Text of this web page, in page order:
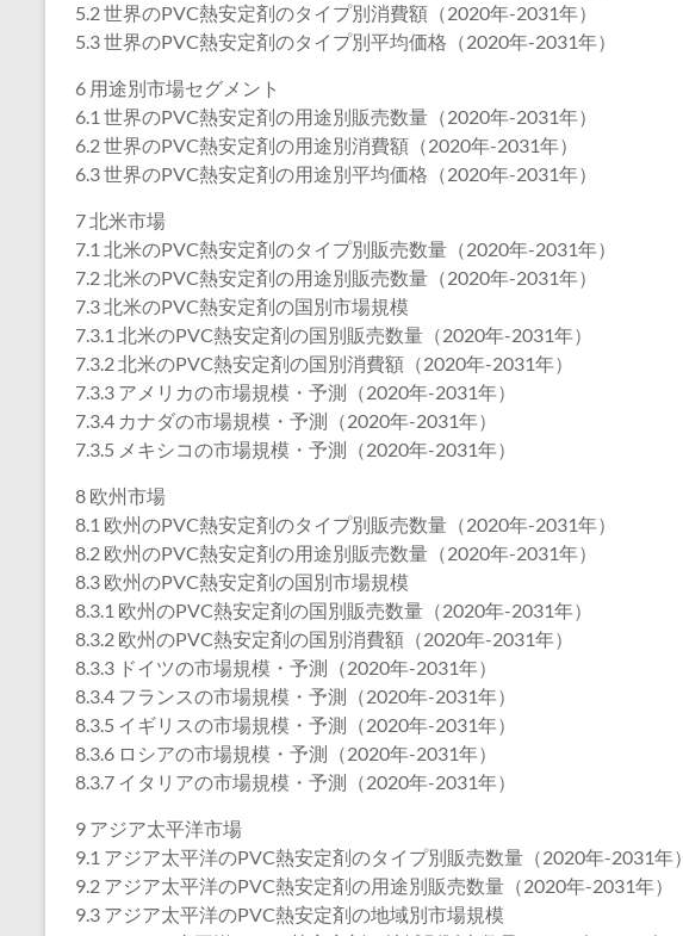
5.2 世界のPVC熱安定剤のタイプ別消費額（2020年-2031年）
5.3 世界のPVC熱安定剤のタイプ別平均価格（2020年-2031年）
6 用途別市場セグメント
6.1 世界のPVC熱安定剤の用途別販売数量（2020年-2031年）
6.2 世界のPVC熱安定剤の用途別消費額（2020年-2031年）
6.3 世界のPVC熱安定剤の用途別平均価格（2020年-2031年）
7 北米市場
7.1 北米のPVC熱安定剤のタイプ別販売数量（2020年-2031年）
7.2 北米のPVC熱安定剤の用途別販売数量（2020年-2031年）
7.3 北米のPVC熱安定剤の国別市場規模
7.3.1 北米のPVC熱安定剤の国別販売数量（2020年-2031年）
7.3.2 北米のPVC熱安定剤の国別消費額（2020年-2031年）
7.3.3 アメリカの市場規模・予測（2020年-2031年）
7.3.4 カナダの市場規模・予測（2020年-2031年）
7.3.5 メキシコの市場規模・予測（2020年-2031年）
8 欧州市場
8.1 欧州のPVC熱安定剤のタイプ別販売数量（2020年-2031年）
8.2 欧州のPVC熱安定剤の用途別販売数量（2020年-2031年）
8.3 欧州のPVC熱安定剤の国別市場規模
8.3.1 欧州のPVC熱安定剤の国別販売数量（2020年-2031年）
8.3.2 欧州のPVC熱安定剤の国別消費額（2020年-2031年）
8.3.3 ドイツの市場規模・予測（2020年-2031年）
8.3.4 フランスの市場規模・予測（2020年-2031年）
8.3.5 イギリスの市場規模・予測（2020年-2031年）
8.3.6 ロシアの市場規模・予測（2020年-2031年）
8.3.7 イタリアの市場規模・予測（2020年-2031年）
9 アジア太平洋市場
9.1 アジア太平洋のPVC熱安定剤のタイプ別販売数量（2020年-2031年）
9.2 アジア太平洋のPVC熱安定剤の用途別販売数量（2020年-2031年）
9.3 アジア太平洋のPVC熱安定剤の地域別市場規模